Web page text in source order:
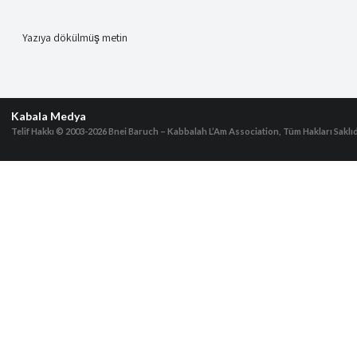
Yazıya dökülmüş metin
Kabala Medya
Telif Hakkı © 2003-2026Bnei Baruch – Kabbalah L’Am Association, Tüm Hakları